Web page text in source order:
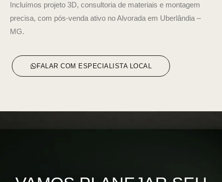
Incluímos projeto 3D, consultoria de materiais e montagem
precisa, com pós-venda ativo no Alvorada em Uberlândia –
MG.
FALAR COM ESPECIALISTA LOCAL